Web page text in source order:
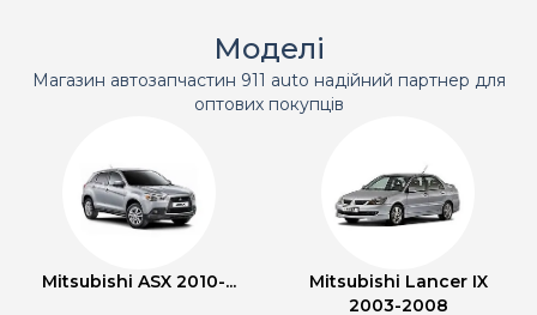
Моделі
Магазин автозапчастин 911 auto надійний партнер для
оптових покупців
Mitsubishi ASX 2010-...
Mitsubishi Lancer IX
2003-2008